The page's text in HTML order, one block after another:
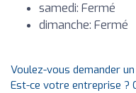
samedi: Fermé
dimanche: Fermé
Voulez-vous demander
Est-ce votre entreprise ?